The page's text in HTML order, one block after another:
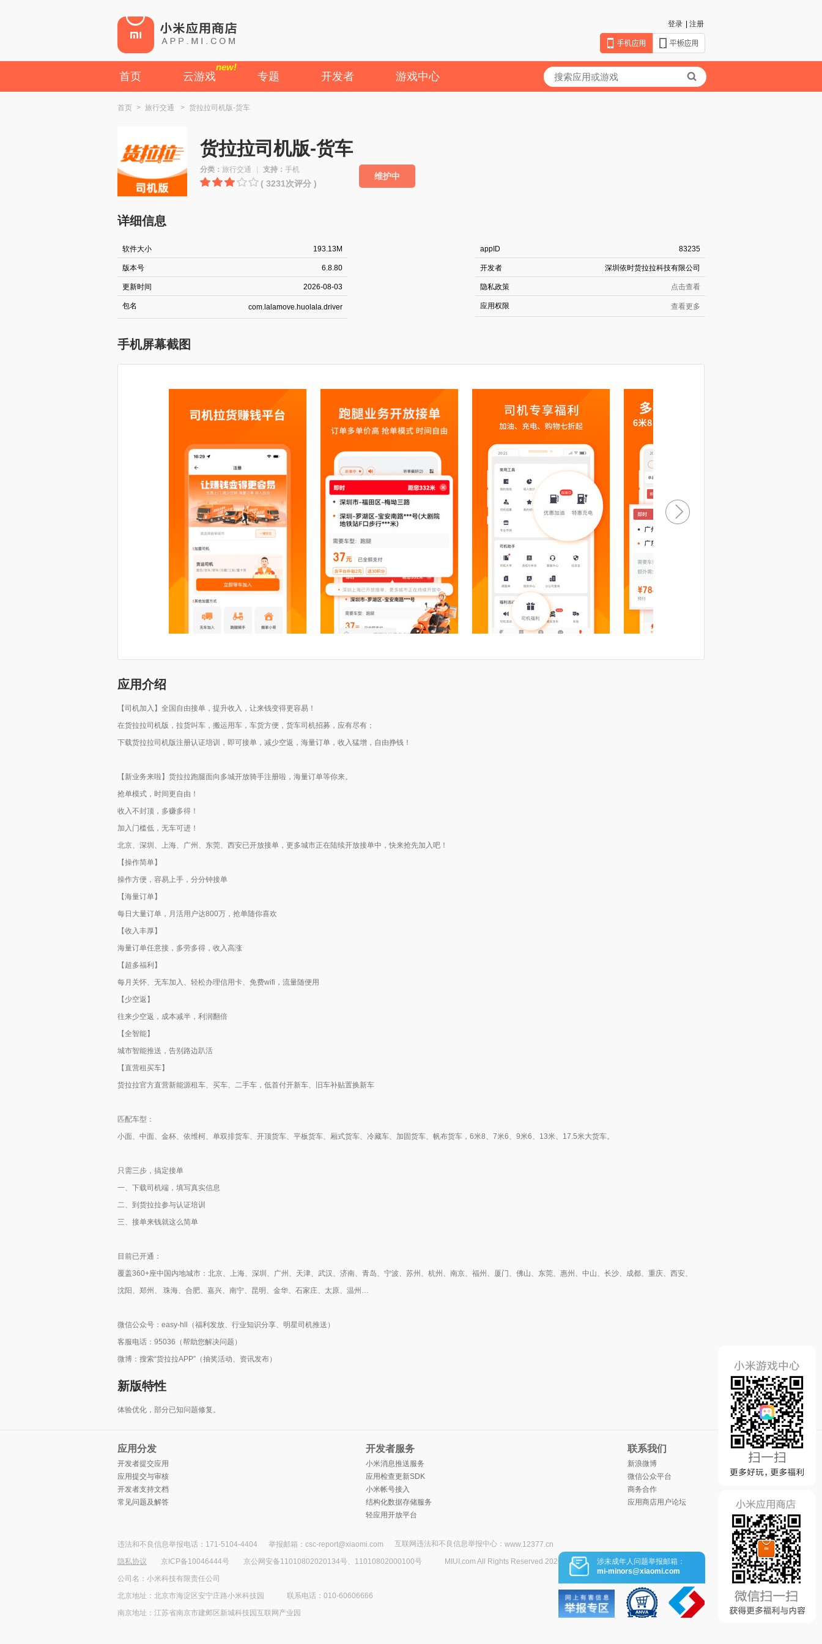
注册
登录
首页 云游戏
new!
专题 开发者 游戏中心
首页 > 旅行交通 > 货拉拉司机版-货车
货拉拉司机版-货车
分类： 旅行交通 支持： 手机
( 3231次评分 )
维护中
详细信息
软件大小 193.13M appID 83235
版本号 6.8.80 开发者 深圳依时货拉拉科技有限公司
更新时间 2026-08-03 隐私政策 点击查看
包名 com.lalamove.huolala.driver 应用权限 查看更多
手机屏幕截图
应用介绍
【司机加入】全国自由接单，提升收入，让来钱变得更容易！
在货拉拉司机版，拉货叫车，搬运用车，车货方便，货车司机招募，应有尽有；
下载货拉拉司机版注册认证培训，即可接单，减少空返，海量订单，收入猛增，自由挣钱！
【新业务来啦】货拉拉跑腿面向多城开放骑手注册啦，海量订单等你来。
抢单模式，时间更自由！
收入不封顶，多赚多得！
加入门槛低，无车可进！
北京、深圳、上海、广州、东莞、西安已开放接单，更多城市正在陆续开放接单中，快来抢先加入吧！
【操作简单】
操作方便，容易上手，分分钟接单
【海量订单】
每日大量订单，月活用户达800万，抢单随你喜欢
【收入丰厚】
海量订单任意接，多劳多得，收入高涨
【超多福利】
每月关怀、无车加入、轻松办理信用卡、免费wifi，流量随便用
【少空返】
往来少空返，成本减半，利润翻倍
【全智能】
城市智能推送，告别路边趴活
【直营租买车】
货拉拉官方直营新能源租车、买车、二手车，低首付开新车、旧车补贴置换新车
匹配车型：
小面、中面、金杯、依维柯、单双排货车、开顶货车、平板货车、厢式货车、冷藏车、加固货车、帆布货车，6米8、7米6、9米6、13米、17.5米大货车。
只需三步，搞定接单
一、下载司机端，填写真实信息
二、到货拉拉参与认证培训
三、接单来钱就这么简单
目前已开通：
覆盖360+座中国内地城市：北京、上海、深圳、广州、天津、武汉、济南、青岛、宁波、苏州、杭州、南京、福州、厦门、佛山、东莞、惠州、中山、长沙、成都、重庆、西安、
沈阳、郑州、 珠海、合肥、嘉兴、南宁、昆明、金华、石家庄、太原、温州…
微信公众号：easy-hll（福利发放、行业知识分享、明星司机推送）
客服电话：95036（帮助您解决问题）
微博：搜索“货拉拉APP”（抽奖活动、资讯发布）
新版特性
体验优化，部分已知问题修复。
应用分发
开发者提交应用
应用提交与审核
开发者支持文档
常见问题及解答
开发者服务
小米消息推送服务
应用检查更新SDK
小米帐号接入
结构化数据存储服务
轻应用开放平台
联系我们
新浪微博
微信公众平台
商务合作
应用商店用户论坛
违法和不良信息举报电话：171-5104-4404 举报邮箱：csc-report@xiaomi.com 互联网违法和不良信息举报中心： www.12377.cn
隐私协议
京ICP备10046444号 京公网安备11010802020134号、11010802000100号
MIUI.com All Rights Reserved 2026
公司名：小米科技有限责任公司
北京地址：北京市海淀区安宁庄路小米科技园
联系电话：010-60606666
南京地址：江苏省南京市建邺区新城科技园互联网产业园
涉未成年人问题举报邮箱：
mi-minors@xiaomi.com